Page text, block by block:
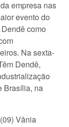
empresa nas
evento do
como
Na sexta-
Dendê,
Brasília, na
Vânia